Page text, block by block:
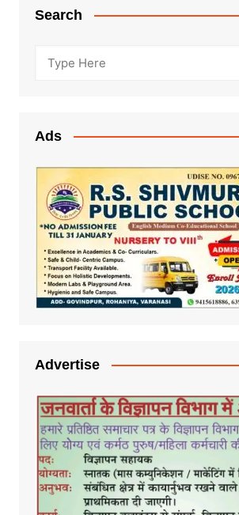
Search
Ads
Advertise